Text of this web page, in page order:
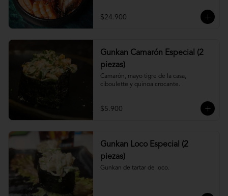
$24.900
Gunkan Camarón Especial (2
piezas)
Camarón, mayo tigre de la casa,
ciboulette y quinoa crocante.
$5.900
Gunkan Loco Especial (2
piezas)
Gunkan de tartar de loco.